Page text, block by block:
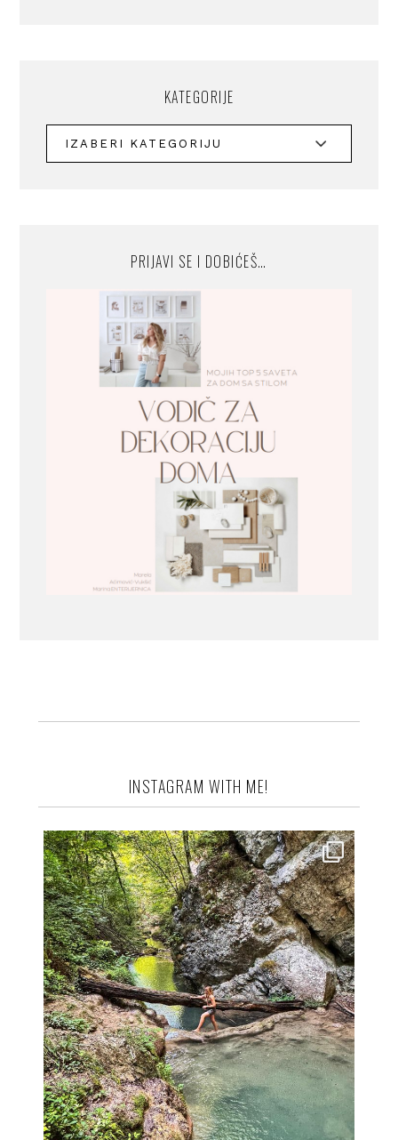
KATEGORIJE
PRIJAVI SE I DOBIĆEŠ…
INSTAGRAM WITH ME!